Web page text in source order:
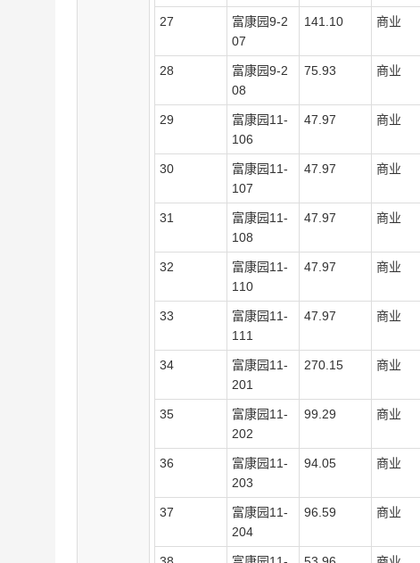
27 富康园9-2
07
141.10 商业
28 富康园9-2
08
75.93 商业
29 富康园11-
106
47.97 商业
30 富康园11-
107
47.97 商业
31 富康园11-
108
47.97 商业
32 富康园11-
110
47.97 商业
33 富康园11-
111
47.97 商业
34 富康园11-
201
270.15 商业
35 富康园11-
202
99.29 商业
36 富康园11-
203
94.05 商业
37 富康园11-
204
96.59 商业